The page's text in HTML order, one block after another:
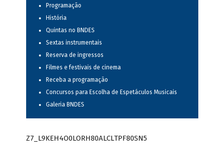
Programação
História
Quintas no BNDES
Sextas instrumentais
Reserva de ingressos
Filmes e festivais de cinema
Receba a programação
Concursos para Escolha de Espetáculos Musicais
Galeria BNDES
Z7_L9KEH4O0LORH80ALCLTPF80SN5